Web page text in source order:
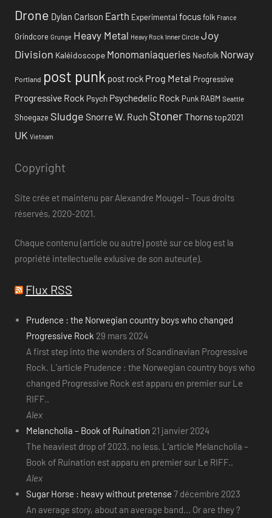
Drone Dylan Carlson Earth Experimental focusfolk France
Grindcore Grunge Heavy Metal Heavy Rock Inner Circle Joy
Division Kaléidoscope Monomaniaqueries Neofolk Norway
Portland post punk post rock Prog Metal Progressive
Progressive Rock Psych Psychedelic Rock Punk RABM Seattle
Shoegaze Sludge Snorre W. Ruch StonerThornstop2021
UK Vietnam
Copyright
Site crée et maintenu par Alexandre Mougel – Tous droits
réservés, 2020-2021.
Chaque contenu (article ou autre) posté sur ce blog est la
propriété intellectuelle exlusive de son auteur(e).
Flux RSS
Prudence : the Norwegian country boys who changed
Progressive Rock 29 mars 2024
A first step into the wonders of Scandinavian Progressive
Rock. L’article Prudence : the Norwegian country boys who
changed Progressive Rock est apparu en premier sur Le
RIFF..
Alex
Melancholia – Book of Ruination 21 janvier 2024
The heaviest drop of 2023, no less. L’article Melancholia –
Book of Ruination est apparu en premier sur Le RIFF..
Alex
Sugar Horse : heavy without pretense 7 décembre 2023
An average story, about an average band... Or are they ?